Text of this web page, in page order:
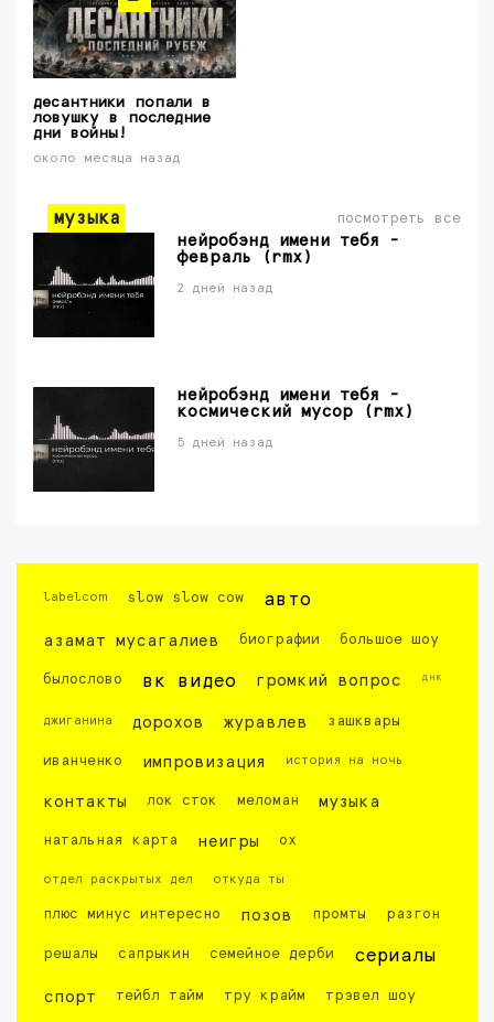
десантники попали в
ловушку в последние
дни войны!
около месяца назад
музыка посмотреть все
нейробэнд имени тебя -
февраль (rmx)
2 дней назад
нейробэнд имени тебя -
космический мусор (rmx)
5 дней назад
labelcom slow slow cow авто
азамат мусагалиев биографии большое шоу
былослово вк видео громкий вопрос днк
джиганина дорохов журавлев зашквары
иванченко импровизация история на ночь
контакты лок сток меломан музыка
натальная карта неигры ох
отдел раскрытых дел откуда ты
плюс минус интересно позов промты разгон
решалы сапрыкин семейное дерби сериалы
спорт тейбл тайм тру крайм трэвел шоу